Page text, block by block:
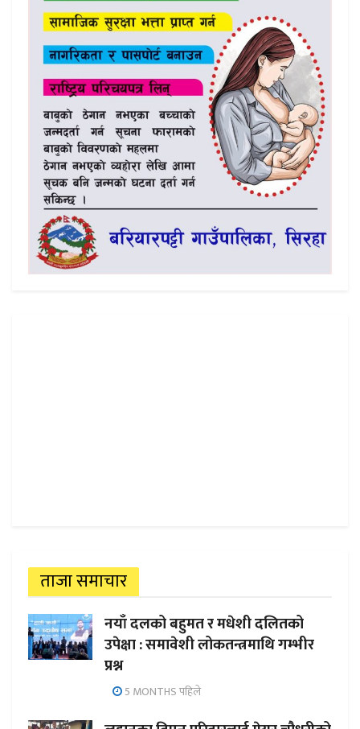
ताजा समाचार
नयाँ दलको बहुमत र मधेशी दलितको
उपेक्षा : समावेशी लोकतन्त्रमाथि गम्भीर
प्रश्न
5 MONTHS पहिले